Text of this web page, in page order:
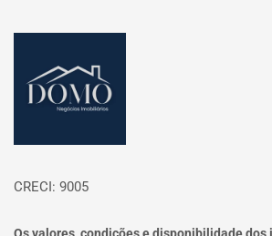
CRECI: 9005